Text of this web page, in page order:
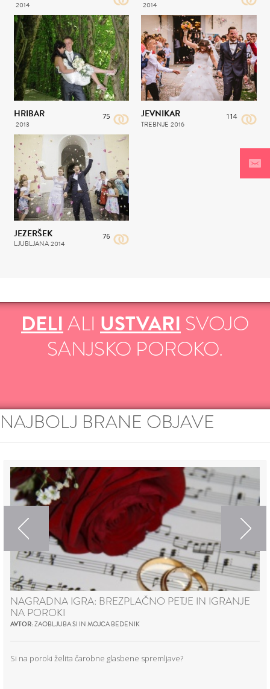
2014 2014
75
HRIBAR
2013
114
JEVNIKAR
TREBNJE 2016
76
JEZERŠEK
LJUBLJANA 2014
DELIALI USTVARISVOJO
SANJSKO POROKO.
NAJBOLJ BRANE OBJAVE
Previous
NAGRADNA IGRA: BREZPLAČNO PETJE IN IGRANJE
NA POROKI
AVTOR:ZAOBLJUBA.SI IN MOJCA BEDENIK
Si na poroki želita čarobne glasbene spremljave?
Next